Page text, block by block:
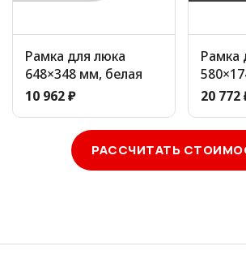
Рамка для люка
648×348 мм, белая
10 962 ₽
Рамка
20 772
РАССЧИТАТЬ